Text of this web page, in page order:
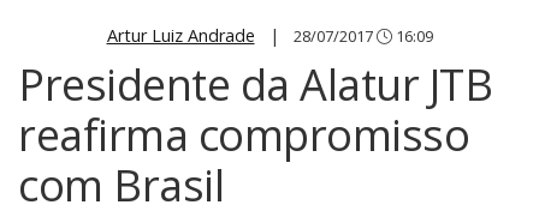
Artur Luiz Andrade | 28/07/2017 16:09
Presidente da Alatur JTB
reafirma compromisso
com Brasil